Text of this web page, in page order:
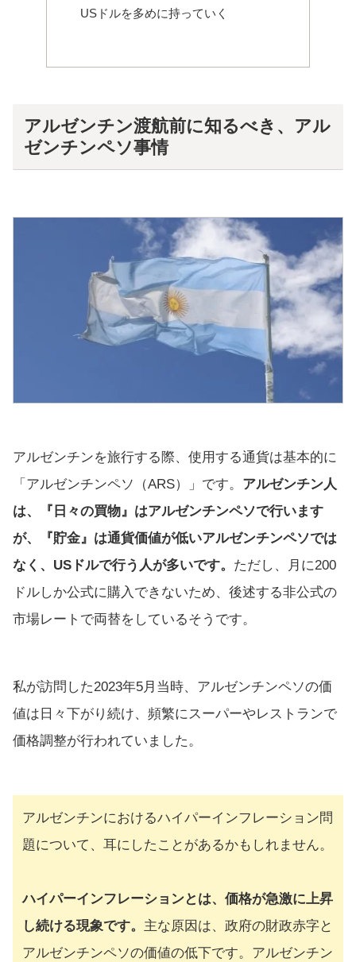
USドルを多めに持っていく
アルゼンチン渡航前に知るべき、アル
ゼンチンペソ事情
アルゼンチンを旅行する際、使用する通貨は基本的に
「アルゼンチンペソ（ARS）」です。 アルゼンチン人
は、『日々の買物』はアルゼンチンペソで行います
が、『貯金』は通貨価値が低いアルゼンチンペソでは
なく、USドルで行う人が多いです。 ただし、月に200
ドルしか公式に購入できないため、後述する非公式の
市場レートで両替をしているそうです。
私が訪問した2023年5月当時、アルゼンチンペソの価
値は日々下がり続け、頻繁にスーパーやレストランで
価格調整が行われていました。
アルゼンチンにおけるハイパーインフレーション問
題について、耳にしたことがあるかもしれません。
ハイパーインフレーションとは、価格が急激に上昇
し続ける現象です。 主な原因は、政府の財政赤字と
アルゼンチンペソの価値の低下です。アルゼンチン